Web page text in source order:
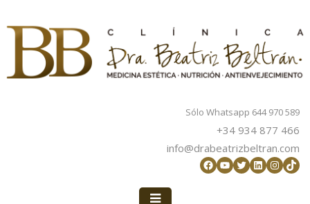
Sólo Whatsapp 644 970 589
+34 934 877 466
info@drabeatrizbeltran.com
Facebook
YouTube
Twitter
LinkedIn